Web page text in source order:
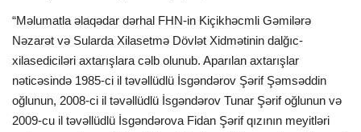
“Məlumatla əlaqədar dərhal FHN-in Kiçikhəcmli Gəmilərə
Nəzarət və Sularda Xilasetmə Dövlət Xidmətinin dalğıc-
xilasediciləri axtarışlara cəlb olunub. Aparılan axtarışlar
nəticəsində 1985-ci il təvəllüdlü İsgəndərov Şərif Şəmsəddin
oğlunun, 2008-ci il təvəllüdlü İsgəndərov Tunar Şərif oğlunun və
2009-cu il təvəllüdlü İsgəndərova Fidan Şərif qızının meyitləri